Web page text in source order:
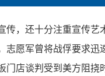
，还十分注重宣传艺
志愿军曾将战俘要求
门店谈判受到美方阻